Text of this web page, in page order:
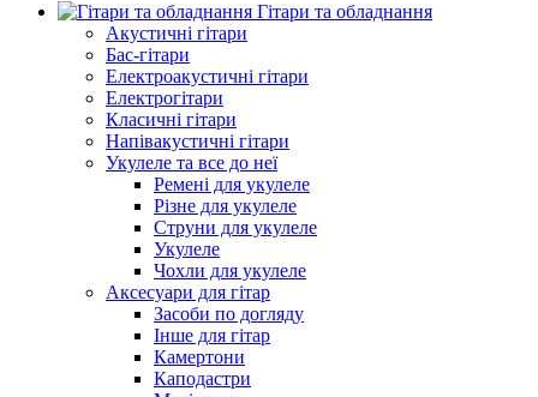
Гітари та обладнання
Акустичні гітари
Бас-гітари
Електроакустичні гітари
Електрогітари
Класичні гітари
Напівакустичні гітари
Укулеле та все до неї
Ремені для укулеле
Різне для укулеле
Струни для укулеле
Укулеле
Чохли для укулеле
Аксесуари для гітар
Засоби по догляду
Інше для гітар
Камертони
Каподастри